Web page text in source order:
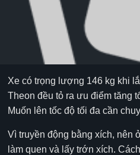
Xe có trọng lượng 146 kg khi
Theon đều tỏ ra ưu điểm tăng
Muốn lên tốc độ tối đa cần
Vì truyền động bằng xích, nên
làm quen và lấy trớn xích.